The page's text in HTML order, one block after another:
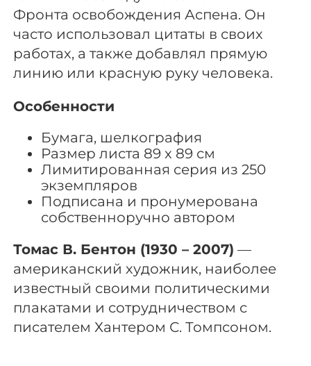
Фронта освобождения Аспена. Он
часто использовал цитаты в своих
работах, а также добавлял прямую
линию или красную руку человека.
Особенности
Бумага, шелкография
Размер листа 89 x 89 см
Лимитированная серия из 250
экземпляров
Подписана и пронумерована
собственноручно автором
Томас В. Бентон (1930 – 2007) —
американский художник, наиболее
известный своими политическими
плакатами и сотрудничеством с
писателем Хантером С. Томпсоном.